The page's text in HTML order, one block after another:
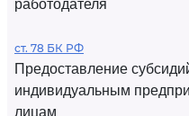
работодателя
ст. 78 БК РФ
Предоставление
индивидуальным
лицам